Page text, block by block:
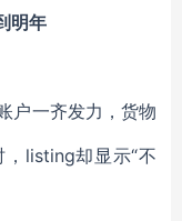
明年
户一齐发力，货物
listing却显示“不